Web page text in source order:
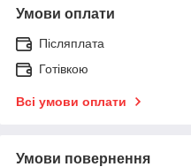
Умови оплати
Післяплата
Готівкою
Всі умови оплати
Умови повернення